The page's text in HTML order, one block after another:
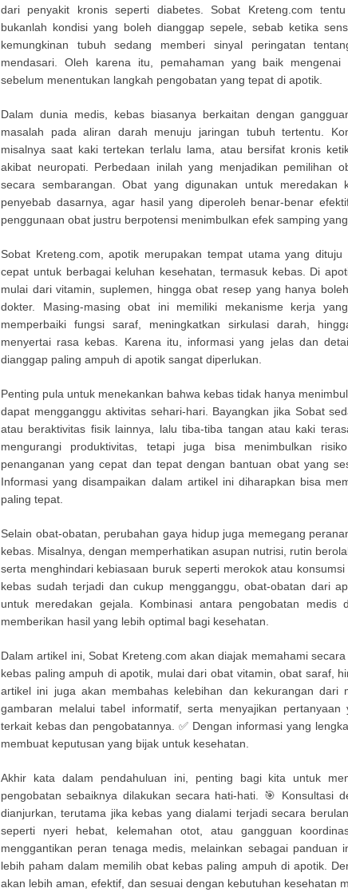
dari penyakit kronis seperti diabetes. Sobat Kreteng.com
bukanlah kondisi yang boleh dianggap sepele, sebab ketika
kemungkinan tubuh sedang memberi sinyal peringatan
mendasari. Oleh karena itu, pemahaman yang baik mengenai
sebelum menentukan langkah pengobatan yang tepat di apotik.
Dalam dunia medis, kebas biasanya berkaitan dengan
masalah pada aliran darah menuju jaringan tubuh tertentu.
misalnya saat kaki tertekan terlalu lama, atau bersifat kronis
akibat neuropati. Perbedaan inilah yang menjadikan pemilihan
secara sembarangan. Obat yang digunakan untuk meredakan
penyebab dasarnya, agar hasil yang diperoleh benar-benar
penggunaan obat justru berpotensi menimbulkan efek samping
Sobat Kreteng.com, apotik merupakan tempat utama yang
cepat untuk berbagai keluhan kesehatan, termasuk kebas. Di
mulai dari vitamin, suplemen, hingga obat resep yang hanya
dokter. Masing-masing obat ini memiliki mekanisme kerja
memperbaiki fungsi saraf, meningkatkan sirkulasi darah,
menyertai rasa kebas. Karena itu, informasi yang jelas dan
dianggap paling ampuh di apotik sangat diperlukan.
Penting pula untuk menekankan bahwa kebas tidak hanya
dapat mengganggu aktivitas sehari-hari. Bayangkan jika Sobat
atau beraktivitas fisik lainnya, lalu tiba-tiba tangan atau kaki
mengurangi produktivitas, tetapi juga bisa menimbulkan
penanganan yang cepat dan tepat dengan bantuan obat yang
Informasi yang disampaikan dalam artikel ini diharapkan bisa
paling tepat.
Selain obat-obatan, perubahan gaya hidup juga memegang
kebas. Misalnya, dengan memperhatikan asupan nutrisi, rutin
serta menghindari kebiasaan buruk seperti merokok atau
kebas sudah terjadi dan cukup mengganggu, obat-obatan dari
untuk meredakan gejala. Kombinasi antara pengobatan medis
memberikan hasil yang lebih optimal bagi kesehatan.
Dalam artikel ini, Sobat Kreteng.com akan diajak memahami
kebas paling ampuh di apotik, mulai dari obat vitamin, obat saraf,
artikel ini juga akan membahas kelebihan dan kekurangan dari
gambaran melalui tabel informatif, serta menyajikan
terkait kebas dan pengobatannya. ✅ Dengan informasi yang
membuat keputusan yang bijak untuk kesehatan.
Akhir kata dalam pendahuluan ini, penting bagi kita untuk
pengobatan sebaiknya dilakukan secara hati-hati. 🎯 Konsultasi
dianjurkan, terutama jika kebas yang dialami terjadi secara
seperti nyeri hebat, kelemahan otot, atau gangguan
menggantikan peran tenaga medis, melainkan sebagai panduan
lebih paham dalam memilih obat kebas paling ampuh di apotik.
akan lebih aman, efektif, dan sesuai dengan kebutuhan kesehatan